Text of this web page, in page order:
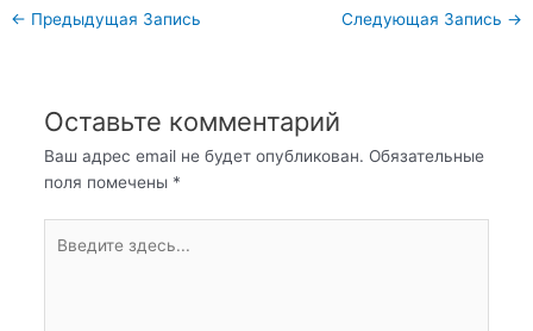
Навигация
← Предыдущая Запись Следующая Запись →
Оставьте комментарий
Ваш адрес email не будет опубликован. Обязательные
поля помечены *
здесь...